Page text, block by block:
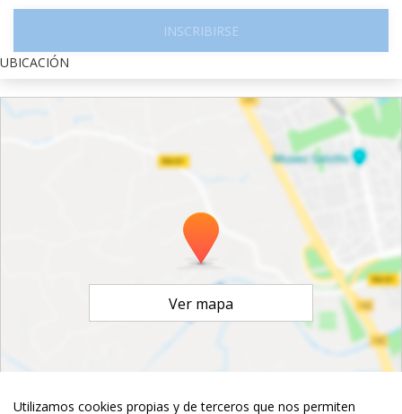
Utilizamos cookies propias y de terceros que nos permiten
INSCRIBIRSE
UBICACIÓN
Ver mapa